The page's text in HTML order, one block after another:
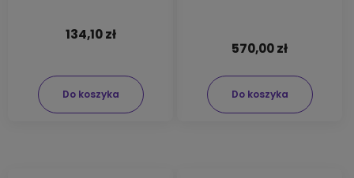
134,10 zł
Do koszyka
570,00 zł
Do koszyka